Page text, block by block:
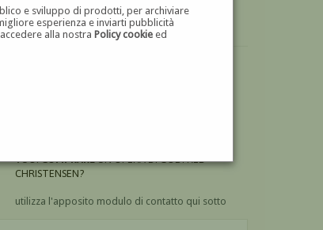
e sviluppo di prodotti, per archiviare
esperienza e inviarti pubblicità
alla nostraPolicy cookie ed
VUOICOMPRAREUN'OPERA DI GODFRED
CHRISTENSEN?
utilizza l'apposito modulo di contatto qui sotto